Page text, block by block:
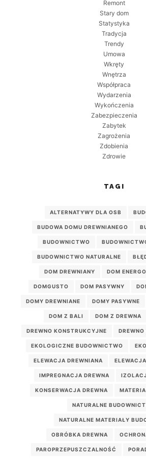
Remont
Stary dom
Statystyka
Tradycja
Trendy
Umowa
Wkręty
Wnętrza
Współpraca
Wydarzenia
Wykończenia
Zabezpieczenia
Zabytek
Zagrożenia
Zdobienia
Zdrowie
TAGI
ALTERNATYWY DLA OSB
BUDOWA DOMU DREWNIANEGO
BUDOWNICTWO
BUDOWNICTWO NATURALNE
DOM DREWNIANY DOM
DOMGUSTO DOM PASYWNY
DOMY DREWNIANE DOMY PASYWNE
DOM Z BALI DOM Z DREWNA
DREWNO KONSTRUKCYJNE
EKOLOGICZNE BUDOWNICTWO
ELEWACJA DREWNIANA
IMPREGNACJA DREWNA
KONSERWACJA DREWNA
NATURALNE
NATURALNE MATERIAŁY
OBRÓBKA DREWNA
PAROPRZEPUSZCZALNOŚĆ